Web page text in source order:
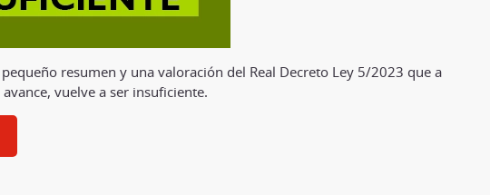
resumen y una valoración del Real Decreto Ley 5/2023 que a
vuelve a ser insuficiente.